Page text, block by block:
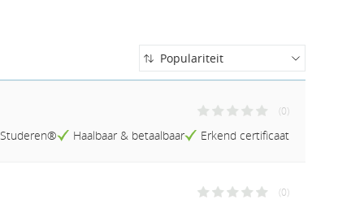
Populariteit
Populariteit
Naam (A-Z)
Prijs (Laag-Hoog)
Studieduur (Kort-Lang)
(0)
Haalbaar & betaalbaar Erkend certificaat
(0)